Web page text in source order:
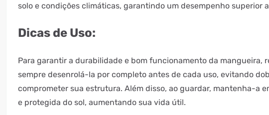
solo e condições climáticas, garantindo um desempenho superior
Dicas de Uso:
Para garantir a durabilidade e bom funcionamento da mangueira,
sempre desenrolá-la por completo antes de cada uso, evitando
comprometer sua estrutura. Além disso, ao guardar, mantenha-a
e protegida do sol, aumentando sua vida útil.